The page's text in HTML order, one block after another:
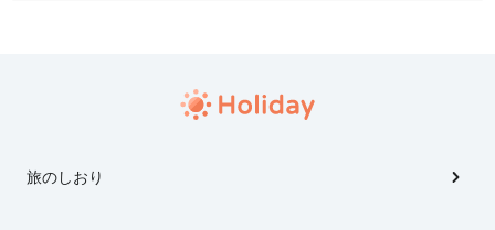
旅のしおり